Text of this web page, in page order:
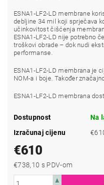
ESNA1-LF2-LD membrane
debljine 34 mil koji sprječava
učinkovitost čišćenja
ESNA1-LF2-LD nije potrebno
troškovi obrade – dok nudi
performanse.
ESNA1-LF2-LD membrana je
NOM-a i boje. Također
ESNA1-LF2-LD membrana
Dostupnost Na
Izračunaj cijenu
€610
€738,10 s PDV-om